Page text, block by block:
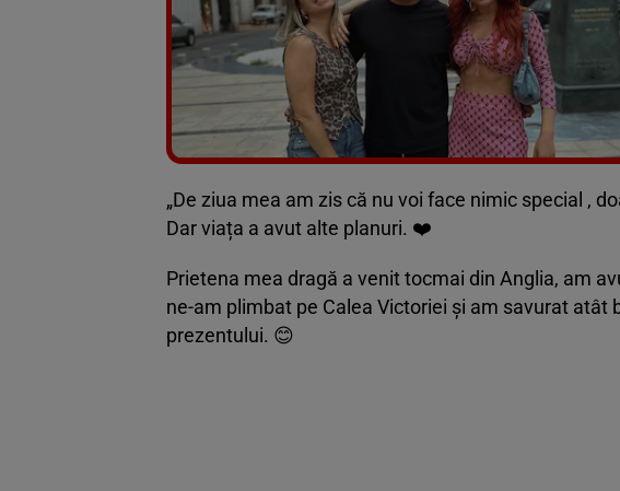
„De ziua mea am zis că nu voi face nimic special ,
Dar viața a avut alte planuri. ❤️
Prietena mea dragă a venit tocmai din Anglia, am
ne-am plimbat pe Calea Victoriei și am savurat atât
prezentului. 😊